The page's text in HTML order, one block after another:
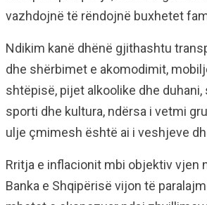
vazhdojnë të rëndojnë buxhetet
Ndikim kanë dhënë gjithashtu
dhe shërbimet e akomodimit,
shtëpisë, pijet alkoolike dhe duhani,
sporti dhe kultura, ndërsa i vetmi
ulje çmimesh është ai i veshjeve
Rritja e inflacionit mbi objektiv vjen
Banka e Shqipërisë vijon të